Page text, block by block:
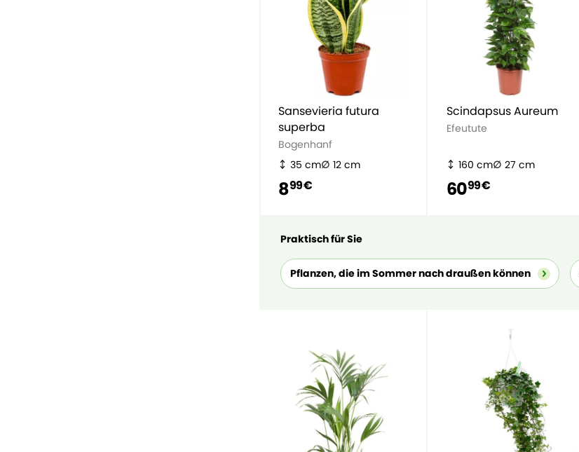
Sansevieria futura
superba
Bogenhanf
35 cm
12 cm
899 €
Scindapsus Aureum
Efeutute
160 cm 27 cm
6099 €
Praktisch für Sie
Pflanzen, die im Sommer nach draußen können